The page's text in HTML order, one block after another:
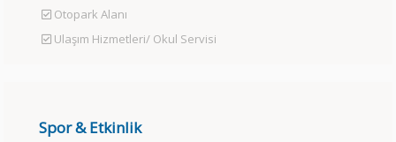
Otopark Alanı
Ulaşım Hizmetleri/ Okul Servisi
Spor & Etkinlik